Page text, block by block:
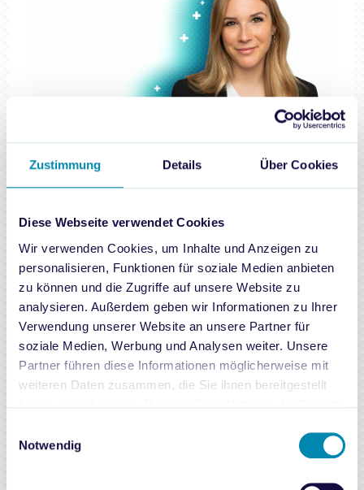
Zustimmung Details Über Cookies
Diese Webseite verwendet Cookies
Wir verwenden Cookies, um Inhalte und Anzeigen zu
personalisieren, Funktionen für soziale Medien anbieten
zu können und die Zugriffe auf unsere Website zu
analysieren. Außerdem geben wir Informationen zu Ihrer
Verwendung unserer Website an unsere Partner für
soziale Medien, Werbung und Analysen weiter. Unsere
Partner führen diese Informationen möglicherweise mit
weiteren Daten zusammen, die Sie ihnen bereitgestellt
haben oder die sie im Rahmen Ihrer Nutzung der Dienste
Notwendig
Du möchtest mehr Informationen zu
diesem Thema?
Dann wende Dich direkt anKim Lander
Commerce & Business Development:
Mail:kim.lander@smileai.de
Mobil:+49 177 1946883
Sind wir schon aufLinkedInvernetzt?
oder wende Dich gerne an unser Team.